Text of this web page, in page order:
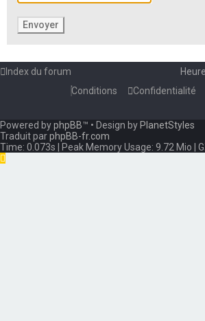
Index du forum
Confidentialité
Conditions
Powered byphpBB™ • Design byPlanetStyles
Traduit parphpBB-fr.com
Time: 0.073s | Peak Memory Usage: 9.72 Mio |